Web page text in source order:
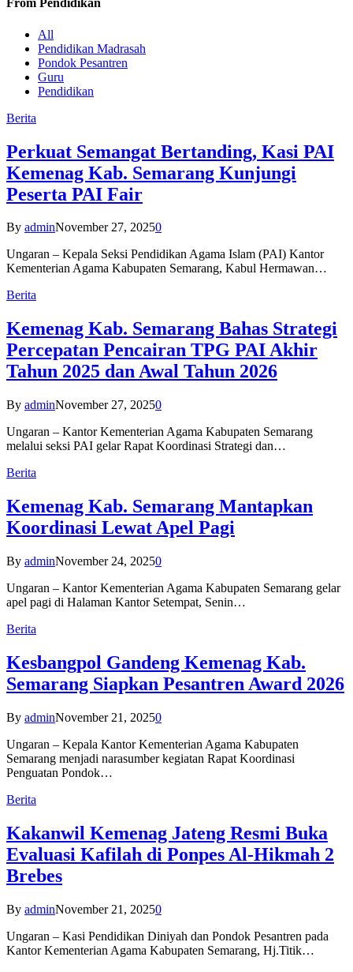
From Pendidikan
All
Pendidikan Madrasah
Pondok Pesantren
Guru
Pendidikan
Berita
Perkuat Semangat Bertanding, Kasi PAI
Kemenag Kab. Semarang Kunjungi
Peserta PAI Fair
By adminNovember 27, 20250
Ungaran – Kepala Seksi Pendidikan Agama Islam (PAI) Kantor
Kementerian Agama Kabupaten Semarang, Kabul Hermawan…
Berita
Kemenag Kab. Semarang Bahas Strategi
Percepatan Pencairan TPG PAI Akhir
Tahun 2025 dan Awal Tahun 2026
By adminNovember 27, 20250
Ungaran – Kantor Kementerian Agama Kabupaten Semarang
melalui seksi PAI gelar Rapat Koordinasi Strategi dan…
Berita
Kemenag Kab. Semarang Mantapkan
Koordinasi Lewat Apel Pagi
By adminNovember 24, 20250
Ungaran – Kantor Kementerian Agama Kabupaten Semarang gelar
apel pagi di Halaman Kantor Setempat, Senin…
Berita
Kesbangpol Gandeng Kemenag Kab.
Semarang Siapkan Pesantren Award 2026
By adminNovember 21, 20250
Ungaran – Kepala Kantor Kementerian Agama Kabupaten
Semarang menjadi narasumber kegiatan Rapat Koordinasi
Penguatan Pondok…
Berita
Kakanwil Kemenag Jateng Resmi Buka
Evaluasi Kafilah di Ponpes Al-Hikmah 2
Brebes
By adminNovember 21, 20250
Ungaran – Kasi Pendidikan Diniyah dan Pondok Pesantren pada
Kantor Kementerian Agama Kabupaten Semarang, Hj.Titik…